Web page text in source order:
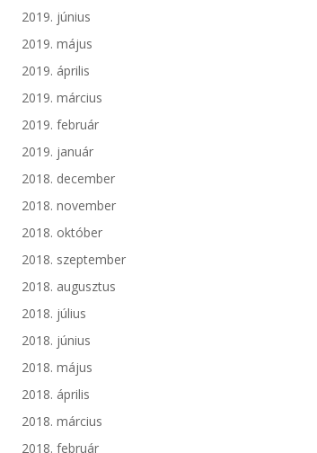
2019. június
2019. május
2019. április
2019. március
2019. február
2019. január
2018. december
2018. november
2018. október
2018. szeptember
2018. augusztus
2018. július
2018. június
2018. május
2018. április
2018. március
2018. február